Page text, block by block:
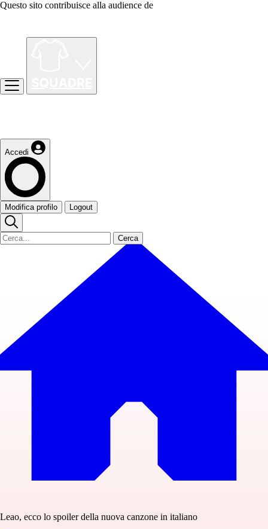
Questo sito contribuisce alla audience de
Accedi
Modifica profilo Logout
Cerca
Leao, ecco lo spoiler della nuova canzone in italiano